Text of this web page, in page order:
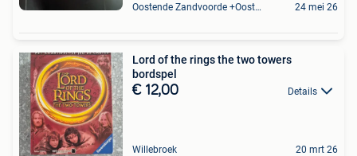
Oostende Zandvoorde +Oostende 24 mei 26
Lord of the rings the two towers
bordspel
€ 12,00 Details
Willebroek 20 mrt 26